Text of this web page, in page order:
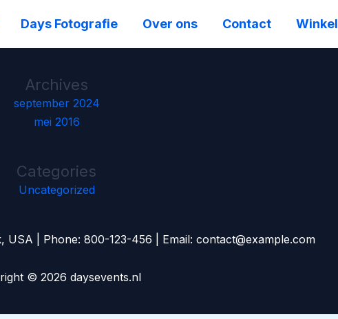
Days Fotografie Over ons Contact Winkel
Archives
september 2024
mei 2016
Categories
Uncategorized
USA | Phone: 800-123-456 | Email: contact@example.com
© 2026 daysevents.nl